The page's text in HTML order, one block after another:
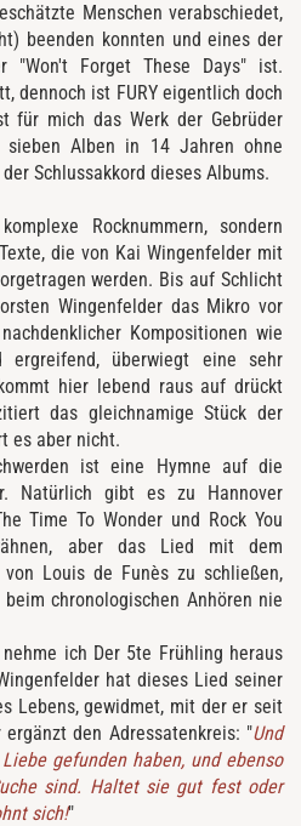
Menschen verabschiedet,
beenden konnten und eines der
"Won't Forget These Days" ist.
dennoch ist FURY eigentlich doch
für mich das Werk der Gebrüder
sieben Alben in 14 Jahren ohne
Schlussakkord dieses Albums.
Rocknummern, sondern
die von Kai Wingenfelder mit
werden. Bis auf Schlicht
Wingenfelder das Mikro vor
Kompositionen wie
ergreifend, überwiegt eine sehr
hier lebend raus auf drückt
das gleichnamige Stück der
es aber nicht.
ist eine Hymne auf die
Natürlich gibt es zu Hannover
Time To Wonder und Rock You
aber das Lied mit dem
Louis de Funès zu schließen,
chronologischen Anhören nie
ich Der 5te Frühling heraus
hat dieses Lied seiner
Lebens,gewidmet, mit der er seit
den Adressatenkreis: "Und
gefunden haben, und ebenso
sind. Haltet sie gut fest oder
sich!"